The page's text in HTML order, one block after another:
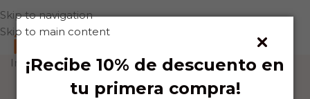
¡Recibe 10% de descuento en
tu primera compra!
Skip to navigation
Skip to main content
0
Inicio Accesorios Perfumes
Personas viendo este producto ahora